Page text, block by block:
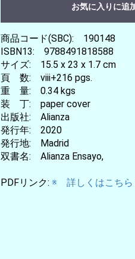
お気に入りに追
商品コード(SBC): 190148
ISBN13: 9788491818588
サイズ: 15.5 x 23 x 1.7 cm
頁 数: viii+216 pgs.
重 量: 0.34 kgs
装 丁: paper cover
出版社: Alianza
発行年: 2020
発行地: Madrid
双書名: Alianza Ensayo,
PDFリンク: ※ 詳しくはこちら